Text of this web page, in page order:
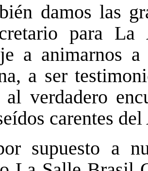
damos las
para La
a animarnos
a ser
verdadero
carentes
supuesto a